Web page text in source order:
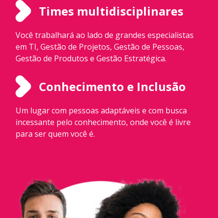
Times multidisciplinares
Você trabalhará ao lado de grandes especialistas
em TI, Gestão de Projetos, Gestão de Pessoas,
Gestão de Produtos e Gestão Estratégica.
Conhecimento e Inclusão
Um lugar com pessoas adaptáveis e com busca
incessante pelo conhecimento, onde você é livre
para ser quem você é.